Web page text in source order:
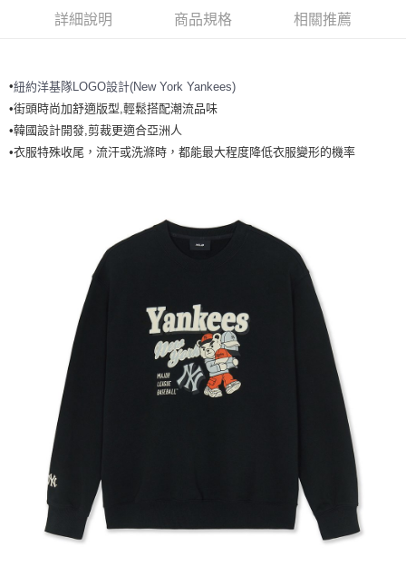
全家取貨付款<未取貨列黑名單/不支援離島取退>
全家取貨<不支援離島取退>
每筆NT$60，滿NT$499(含以上)免運費
7-11取貨付款<未取貨列黑名單/不支援離島取退>
每筆NT$60，滿NT$499(含以上)免運費
宅配滿699免運
每筆NT$80，滿NT$699(含以上)免運費
詳細說明 商品規格 相關推薦
•紐約洋基隊LOGO設計(New York Yankees)
•街頭時尚加舒適版型,輕鬆搭配潮流品味
•韓國設計開發,剪裁更適合亞洲人
•衣服特殊收尾，流汗或洗滌時，都能最大程度降低衣服變形的機率